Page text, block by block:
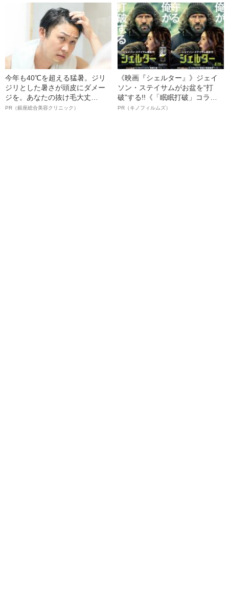
明かす、“逆転の戦術”
ト”が生み出した徹底ケアとは
今年も40℃を超える猛暑。ジリ
ジリとした暑さが頭皮にダメー
ジを。あなたの抜け毛大丈
夫！？
PR（銀座総合美容クリニック）
《映画『シェルター』》ジェイ
ソン・ステイサムがお盆を“打
破”する!!《「眠眠打破」コラ
ボ》
PR（キノフィルムズ）